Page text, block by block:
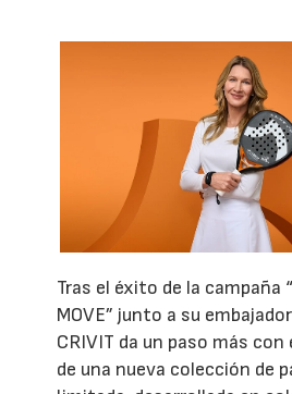
Tras el éxito de la campaña
MOVE” junto a su
CRIVIT da un paso más
de una nueva colección de